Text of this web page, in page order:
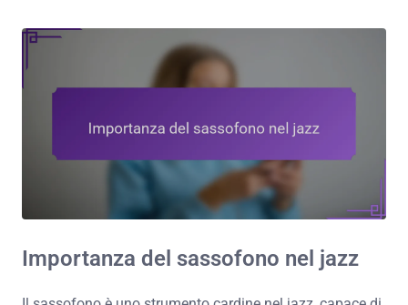
Importanza del sassofono nel jazz